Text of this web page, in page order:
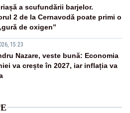
a scufundării barjelor.
2 de la Cernavodă poate primi o
de oxigen”
15:23
Nazare, veste bună: Economia
va crește în 2027, iar inflația va